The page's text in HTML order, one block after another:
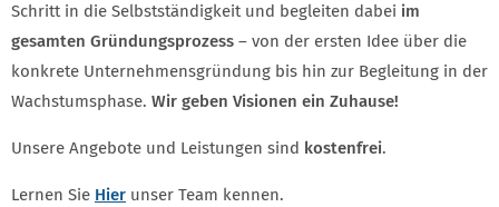
Schritt in die Selbstständigkeit und begleiten dabei im
gesamten Gründungsprozess – von der ersten Idee über die
konkrete Unternehmensgründung bis hin zur Begleitung in der
Wachstumsphase. Wir geben Visionen ein Zuhause!
Unsere Angebote und Leistungen sind kostenfrei.
Lernen Sie Hier unser Team kennen.